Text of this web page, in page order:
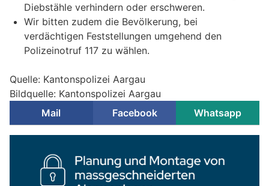
Diebstähle verhindern oder erschweren.
Wir bitten zudem die Bevölkerung, bei
verdächtigen Feststellungen umgehend den
Polizeinotruf 117 zu wählen.
Quelle: Kantonspolizei Aargau
Bildquelle: Kantonspolizei Aargau
Mail
Facebook Whatsapp